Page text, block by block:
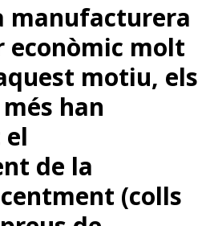
manufacturera
econòmic molt
motiu, els
han
de la
(colls